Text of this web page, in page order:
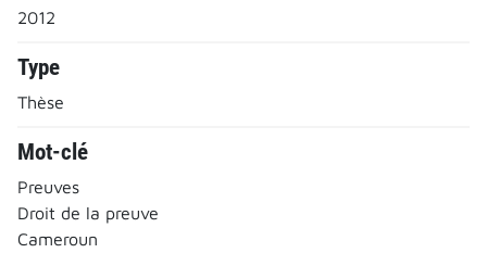
2012
Type
Thèse
Mot-clé
Preuves
Droit de la preuve
Cameroun